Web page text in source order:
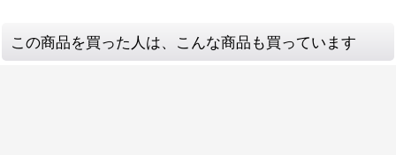
この商品を買った人は、こんな商品も買っています